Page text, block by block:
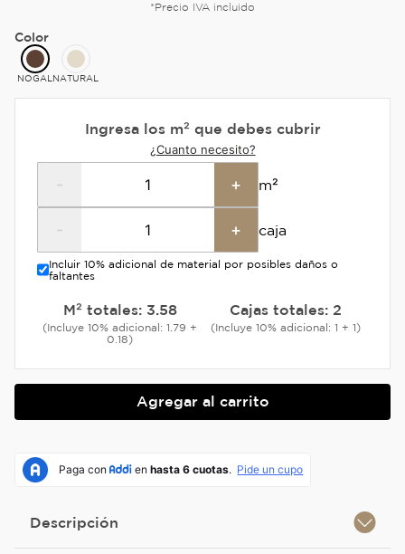
*Precio IVA incluido
Color
NOGAL NATURAL
Ingresa los m² que debes cubrir
¿Cuanto necesito?
- + m²
- + caja
Incluir 10% adicional de material por posibles daños o
faltantes
M² totales: 3.58
(Incluye 10% adicional: 1.79 +
0.18)
Cajas totales: 2
(Incluye 10% adicional: 1 + 1)
Agregar al carrito
Descripción